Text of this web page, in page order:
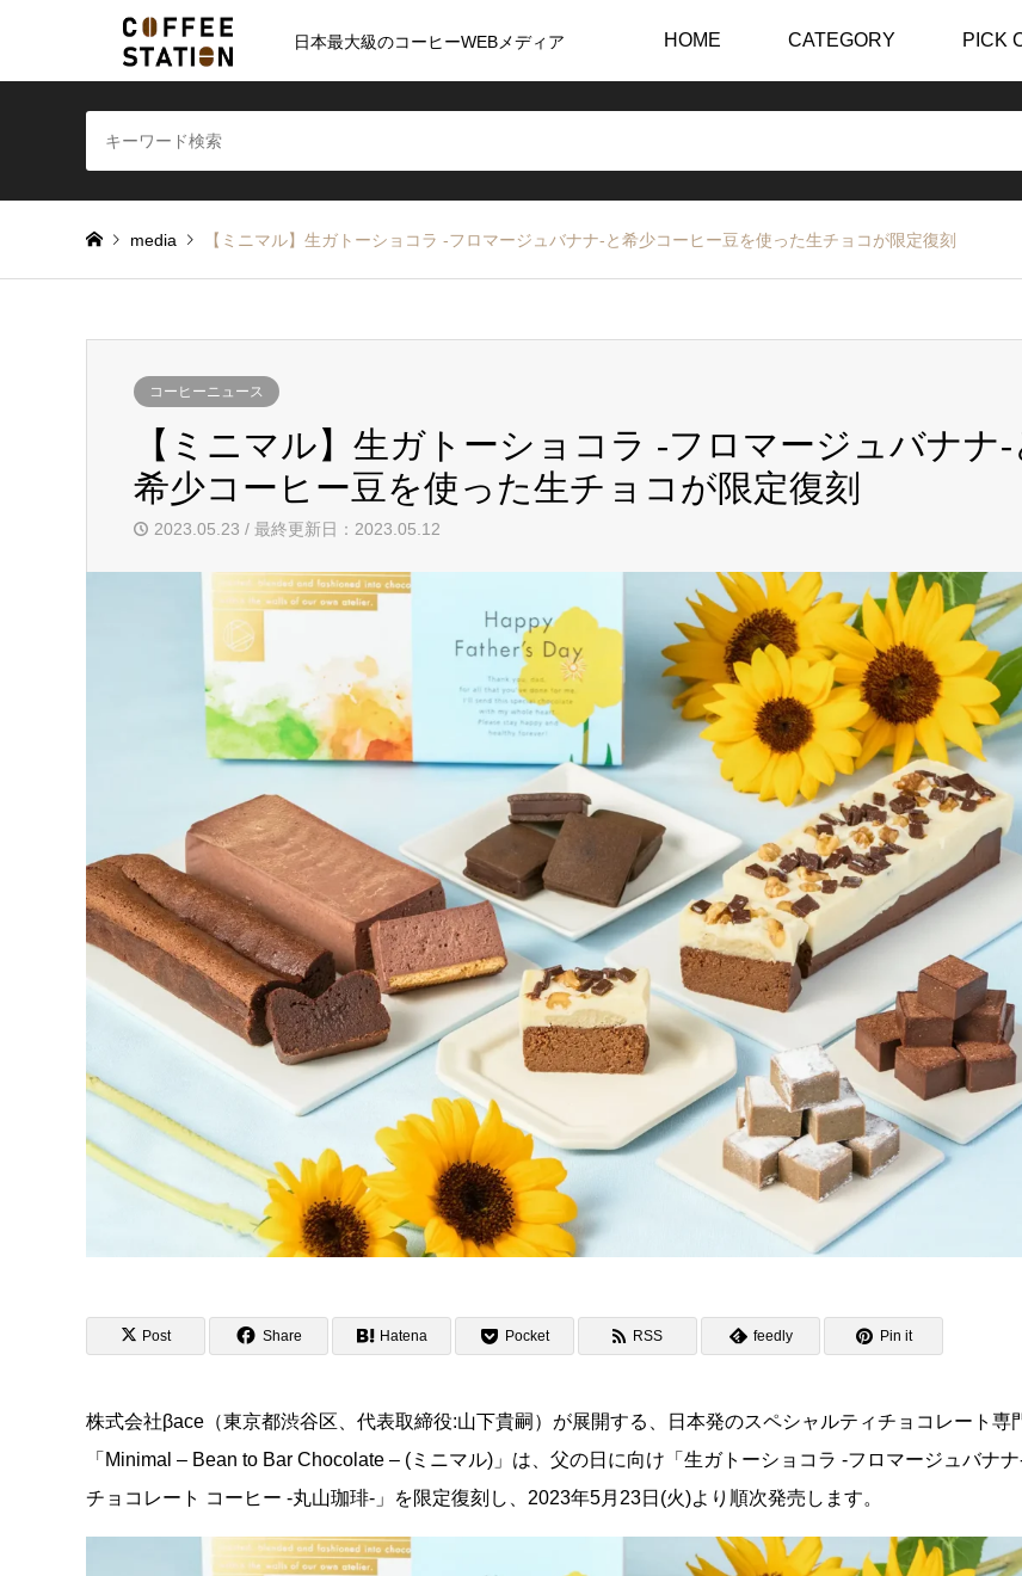
日本最大級のコーヒーWEBメディア HOME CATEGORY PICK
media 【ミニマル】生ガトーショコラ -フロマージュバナナ-と希少コーヒー豆を使った生チョコが限定復刻
コーヒーニュース
【ミニマル】生ガトーショコラ -フロマージュバナナ-
希少コーヒー豆を使った生チョコが限定復刻
2023.05.23 / 最終更新日：2023.05.12
Post Share Hatena Pocket RSS feedly Pin it
株式会社βace（東京都渋谷区、代表取締役:山下貴嗣）が展開する、日本発のスペシャルティチョコレート専
「Minimal – Bean to Bar Chocolate – (ミニマル)」は、父の日に向け「生ガトーショコラ -フロマージュバナ
チョコレート コーヒー -丸山珈琲-」を限定復刻し、2023年5月23日(火)より順次発売します。